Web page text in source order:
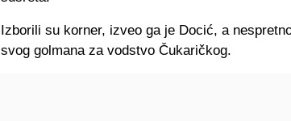
Izborili su korner, izveo ga je Docić, a
svog golmana za vodstvo Čukaričkog.